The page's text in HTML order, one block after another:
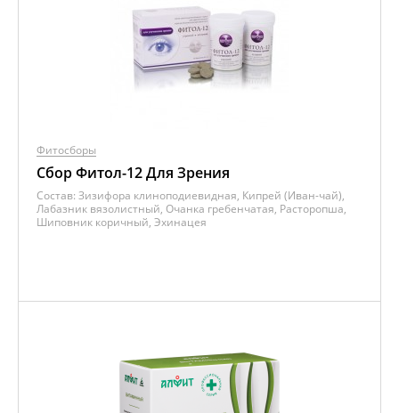
Фитосборы
Сбор Фитол-12 Для Зрения
Состав: Зизифора клиноподиевидная, Кипрей (Иван-чай),
Лабазник вязолистный, Очанка гребенчатая, Расторопша,
Шиповник коричный, Эхинацея